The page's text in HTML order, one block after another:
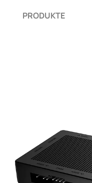
PRODUKTE